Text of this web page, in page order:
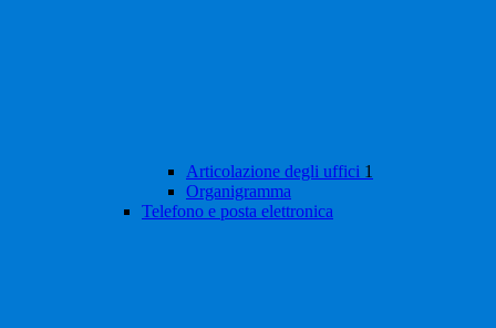
Articolazione degli uffici 1
Organigramma
Telefono e posta elettronica